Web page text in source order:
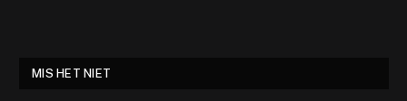
MIS HET NIET